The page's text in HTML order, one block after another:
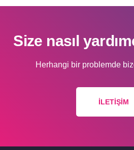
Size nasıl
Herhangi bir problemde
İLETIŞIM